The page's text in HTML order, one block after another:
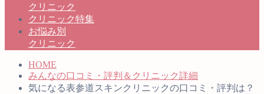
クリニック
クリニック特集
お悩み別
クリニック
HOME
みんなの口コミ・評判＆クリニック詳細
気になる表参道スキンクリニックの口コミ・評判は？